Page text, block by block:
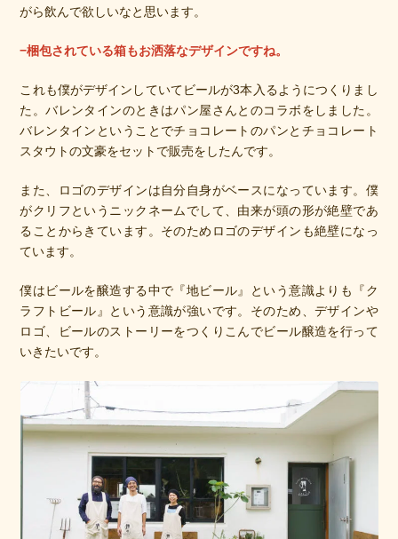
がら飲んで欲しいなと思います。
−梱包されている箱もお洒落なデザインですね。
これも僕がデザインしていてビールが3本入るようにつくりまし
た。バレンタインのときはパン屋さんとのコラボをしました。
バレンタインということでチョコレートのパンとチョコレート
スタウトの文豪をセットで販売をしたんです。
また、ロゴのデザインは自分自身がベースになっています。僕
がクリフというニックネームでして、由来が頭の形が絶壁であ
ることからきています。そのためロゴのデザインも絶壁になっ
ています。
僕はビールを醸造する中で『地ビール』という意識よりも『ク
ラフトビール』という意識が強いです。そのため、デザインや
ロゴ、ビールのストーリーをつくりこんでビール醸造を行って
いきたいです。